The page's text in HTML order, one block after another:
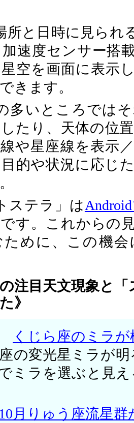
所と日時に見られ
速度センサー搭
空を画面に表示
きます。
多いところでは
たり、天体の位
や星座線を表示
的や状況に応じ
ステラ」は
す。これからの
ために、この機
の注目天文現象と
》
くじら座のミラが
の変光星ミラが
ミラを選ぶと見
10月りゅう座流星群